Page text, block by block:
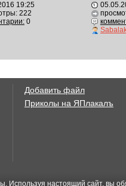
19:25
222
0
Добавить файл
Приколы на ЯПлакалъ
Используя настоящий сайт, вы